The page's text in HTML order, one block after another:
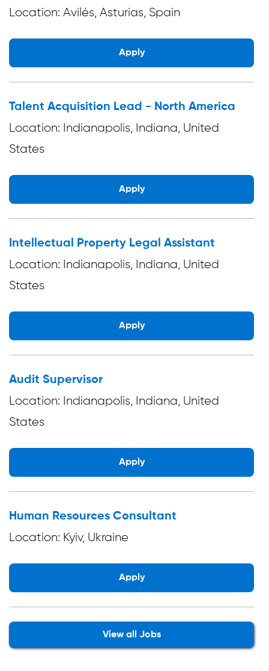
Location: Avilés, Asturias, Spain
Apply
Talent Acquisition Lead - North America
Location: Indianapolis, Indiana, United
States
Apply
Intellectual Property Legal Assistant
Location: Indianapolis, Indiana, United
States
Apply
Audit Supervisor
Location: Indianapolis, Indiana, United
States
Apply
Human Resources Consultant
Location: Kyiv, Ukraine
Apply
View all Jobs